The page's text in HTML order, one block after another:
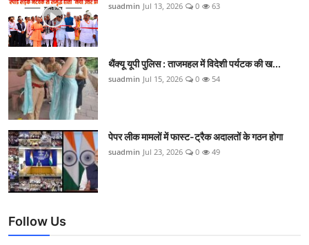
वीकेंड लाइफ
शिक्षा
अंतर्राष्ट्रीय
viral
साहित्य
सांस्कृतिक
आर्थिक
विज्ञान - तकनीक
suadmin Jul 13, 2026 0 63
थैंक्यू यूपी पुलिस : ताजमहल में विदेशी पर्यटक की ख...
suadmin Jul 15, 2026 0 54
पेपर लीक मामलों में फास्ट-ट्रैक अदालतों के गठन होगा
suadmin Jul 23, 2026 0 49
Follow Us